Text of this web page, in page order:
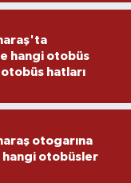
hangi otobüs
hatları
otogarına
hangi otobüsler